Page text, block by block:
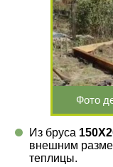
Фото
Из бруса
внешним
теплицы.